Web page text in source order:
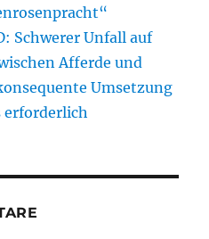
Schwerer Unfall auf
Afferde und
Umsetzung
erforderlich